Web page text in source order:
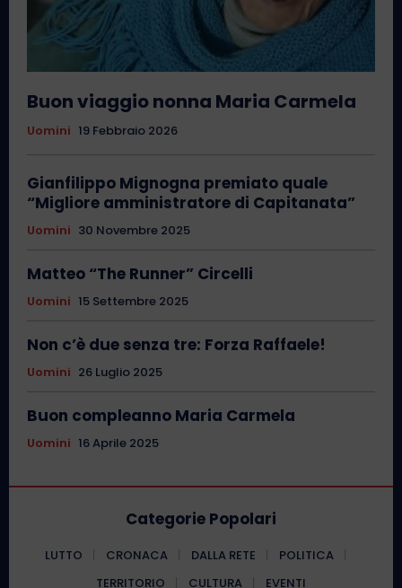
Buon viaggio nonna Maria Carmela
Uomini 19 Febbraio 2026
Gianfilippo Mignogna premiato quale
“Migliore amministratore di Capitanata”
Uomini 30 Novembre 2025
Matteo “The Runner” Circelli
Uomini 15 Settembre 2025
Non c’è due senza tre: Forza Raffaele!
Uomini 26 Luglio 2025
Buon compleanno Maria Carmela
Uomini 16 Aprile 2025
Categorie Popolari
LUTTO CRONACA DALLA RETE
POLITICA
TERRITORIO
CULTURA EVENTI